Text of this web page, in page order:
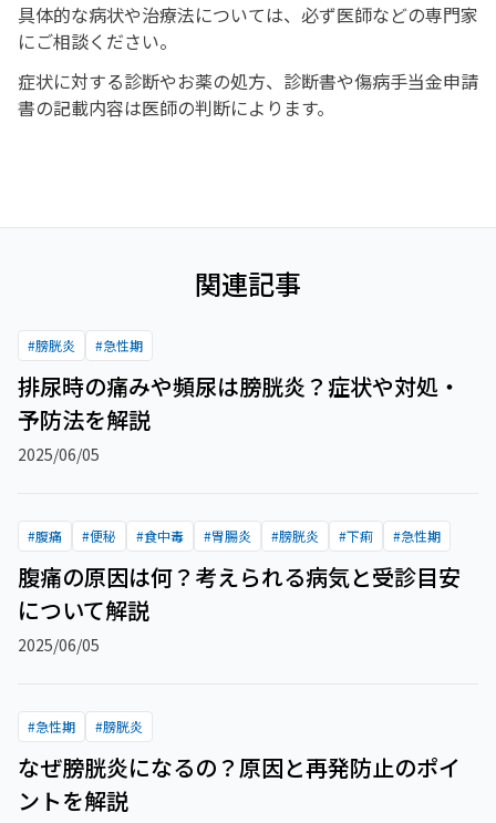
具体的な病状や治療法については、必ず医師などの専門家
にご相談ください。
症状に対する診断やお薬の処方、診断書や傷病手当金申請
書の記載内容は医師の判断によります。
関連記事
#膀胱炎 #急性期
排尿時の痛みや頻尿は膀胱炎？症状や対処・
予防法を解説
2025/06/05
#腹痛 #便秘 #食中毒 #胃腸炎 #膀胱炎 #下痢 #急性期
腹痛の原因は何？考えられる病気と受診目安
について解説
2025/06/05
#急性期 #膀胱炎
なぜ膀胱炎になるの？原因と再発防止のポイ
ントを解説